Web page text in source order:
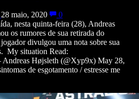
28 maio, 2020
0
nesta quinta-feira (28), Andreas
os rumores de sua retirada do
divulgou uma nota sobre sua
My situation Read:
Højsleth (@Xyp9x) May 28,
de esgotamento / estresse me